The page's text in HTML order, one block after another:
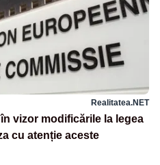
Realitatea.NET
vizor modificările la legea
cu atenție aceste